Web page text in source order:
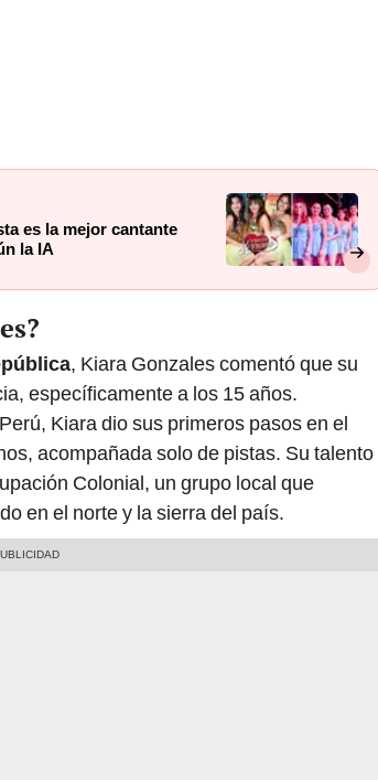
es la mejor cantante
la IA
, Kiara Gonzales comentó que su
específicamente a los 15 años.
Kiara dio sus primeros pasos en el
acompañada solo de pistas. Su talento
Colonial, un grupo local que
en el norte y la sierra del país.